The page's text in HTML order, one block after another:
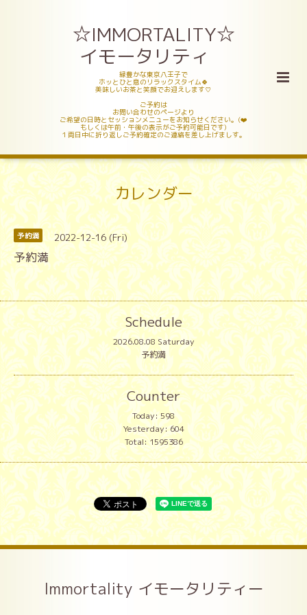
☆IMMORTALITY☆
イモータリティ
緑豊かな東京八王子で
ホッとひと息のリラックスタイム🍀
美味しいお茶と笑顔でお迎えします♡
ご予約は
お問い合わせのページより
ご希望の日時とセッションメニューをお知らせください。(❤️
もしくは午前・午後の表示がご予約可能日です)
１両日中に折り返しご予約確定のご連絡を差し上げましす。
カレンダー
予約満 2022-12-16 (Fri)
予約満
Schedule
2026.08.08 Saturday
予約満
Counter
Today:598
Yesterday:604
Total:1595386
Immortality イモータリティー